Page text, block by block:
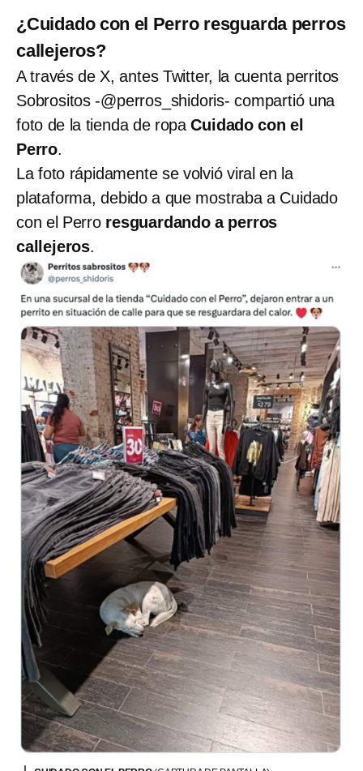
¿Cuidado con el Perro resguarda perros
callejeros?
A través de X, antes Twitter, la cuenta perritos
Sobrositos -@perros_shidoris- compartió una
foto de la tienda de ropaCuidado con el
Perro.
La foto rápidamente se volvió viral en la
plataforma, debido a que mostraba a Cuidado
con el Perro resguardando a perros
callejeros.